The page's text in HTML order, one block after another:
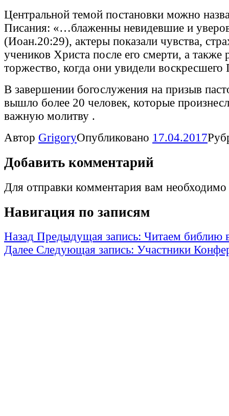
Центральной темой постановки можно
Писания: «…блаженны невидевшие и
(Иоан.20:29), актеры показали чувства,
учеников Христа после его смерти, а также
торжество, когда они увидели воскресшего
В завершении богослужения на призыв
вышло более 20 человек, которые
важную молитву .
Автор GrigoryОпубликовано 17.04.2017
Добавить комментарий
Для отправки комментария вам необходимо
Навигация по записям
Назад Предыдущая запись: Читаем библию
Далее Следующая запись: Участники